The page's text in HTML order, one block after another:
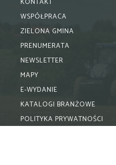
KONTAKT
WSPÓŁPRACA
ZIELONA GMINA
PRENUMERATA
NEWSLETTER
MAPY
E-WYDANIE
KATALOGI BRANŻOWE
POLITYKA PRYWATNOŚCI